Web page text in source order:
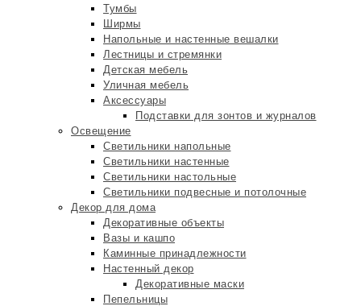
Тумбы
Ширмы
Напольные и настенные вешалки
Лестницы и стремянки
Детская мебель
Уличная мебель
Аксессуары
Подставки для зонтов и журналов
Освещение
Светильники напольные
Светильники настенные
Светильники настольные
Светильники подвесные и потолочные
Декор для дома
Декоративные объекты
Вазы и кашпо
Каминные принадлежности
Настенный декор
Декоративные маски
Пепельницы